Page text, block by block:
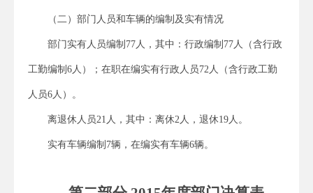
（二）部门人员和车辆的编制及实有情况
部门实有人员编制77人，其中：行政编制77人（含行政
工勤编制6人）；在职在编实有行政人员72人（含行政工勤
人员6人）。
离退休人员21人，其中：离休2人，退休19人。
实有车辆编制7辆，在编实有车辆6辆。